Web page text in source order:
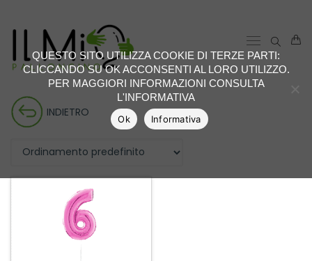
INDIETRO
QUESTO SITO UTILIZZA COOKIE DI TERZE PARTI:
CLICCANDO SU OK ACCONSENTI AL LORO UTILIZZO.
PER MAGGIORI INFORMAZIONI CONSULTA
L'INFORMATIVA
Ok Informativa